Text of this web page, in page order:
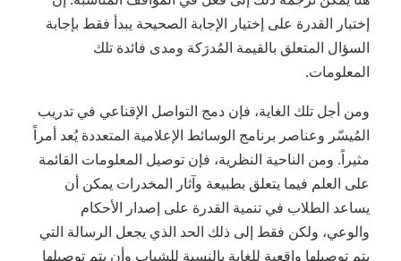
إختبار القدرة على إختيار الإجابة الصحيحة يبدأ فقط بإجابة
السؤال المتعلق بالقيمة المُدرَكة ومدى فائدة تلك
المعلومات.
ومن أجل تلك الغاية، فإن دمج التواصل الإقناعي في تدريب
المُيسّر وعناصر برنامج الوسائط الإعلامية المتعددة يُعد أمراً
مثيراً. ومن الناحية النظرية، فإن توصيل المعلومات القائمة
على العلم فيما يتعلق بطبيعة وآثار المخدرات يمكن أن
يساعد الطلاب في تنمية القدرة على إصدار الأحكام
والوعي، ولكن فقط إلى ذلك الحد الذي يجعل الرسالة التي
يتم توصيلها واقعية للغاية بالنسبة للشباب وأن يتم توصيلها